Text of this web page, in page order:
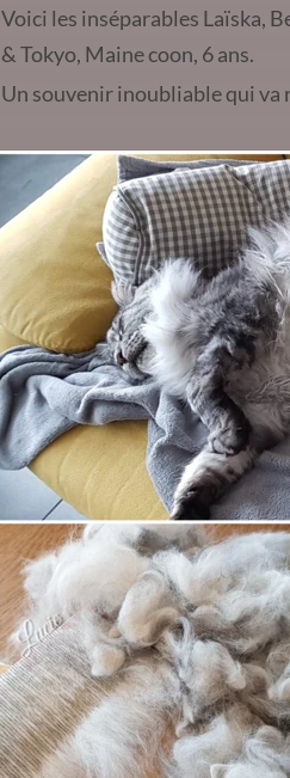
Voici les inséparables Laïska,
& Tokyo, Maine coon, 6 ans.
Un souvenir inoubliable qui va